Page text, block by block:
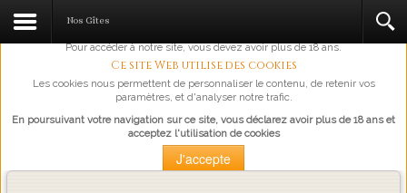
L'abus d'alcool est dangereux pour la santé, à consommer avec
Pour accéder à notre site, vous devez avoir plus de 18 ans.
Ce site Web utilise des cookies
Les cookies nous permettent de personnaliser le contenu, de retenir vos
paramètres, et d'analyser notre trafic.
En poursuivant votre navigation sur ce site, vous déclarez avoir plus de 18 ans et
acceptez l'utilisation de cookies
J'accepte
Nos Gîtes